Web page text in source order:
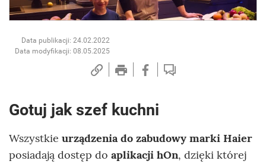
Data publikacji: 24.02.2022
Data modyfikacji: 08.05.2025
Gotuj jak szef kuchni
Wszystkie urządzenia do zabudowy marki Haier
posiadają dostęp do aplikacji hOn, dzięki której